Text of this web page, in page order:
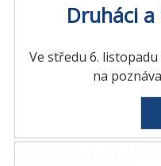
Druháci
Ve středu 6.
na